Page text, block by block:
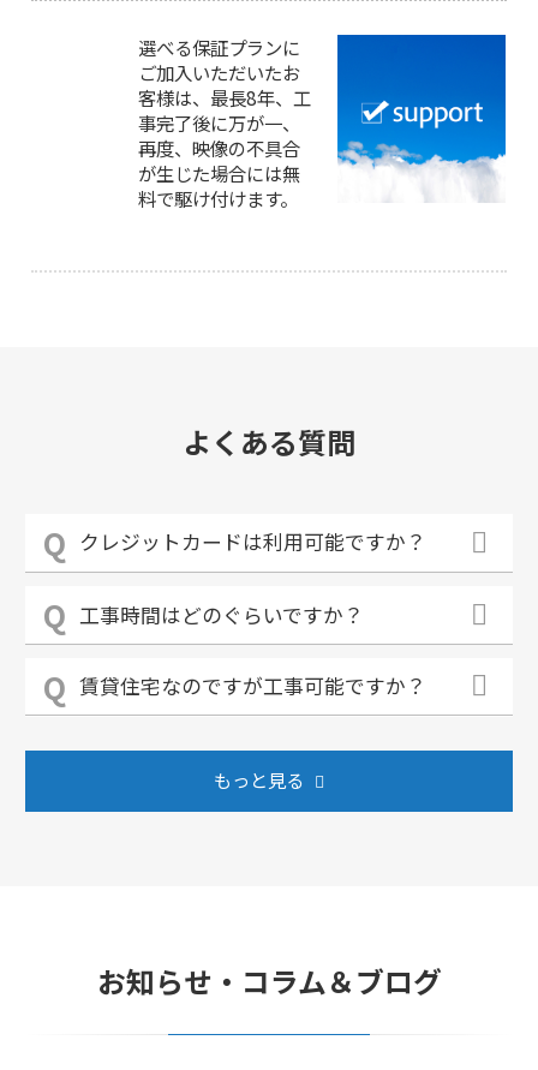
選べる保証プランに
ご加入いただいたお
客様は、最長8年、工
事完了後に万が一、
再度、映像の不具合
が生じた場合には無
料で駆け付けます。
よくある質問
クレジットカードは利用可能ですか？
工事時間はどのぐらいですか？
賃貸住宅なのですが工事可能ですか？
もっと見る
お知らせ・コラム＆ブログ